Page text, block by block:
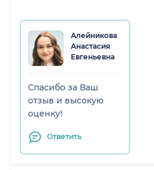
Алейникова
Анастасия
Евгеньевна
Спасибо за Ваш
отзыв и высокую
оценку!
Ответить